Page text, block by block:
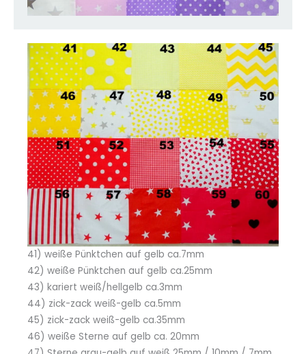
41) weiße Pünktchen auf gelb ca.7mm
42) weiße Pünktchen auf gelb ca.25mm
43) kariert weiß/hellgelb ca.3mm
44) zick-zack weiß-gelb ca.5mm
45) zick-zack weiß-gelb ca.35mm
46) weiße Sterne auf gelb ca. 20mm